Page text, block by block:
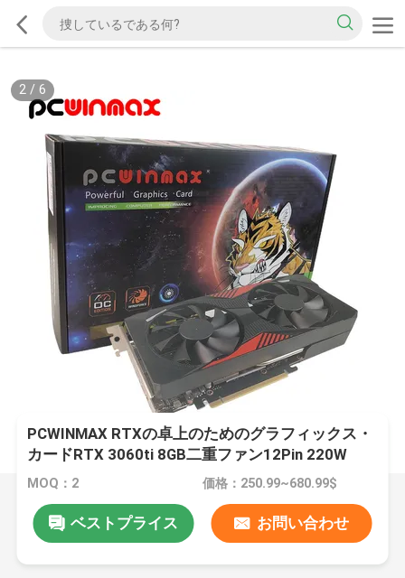
2/ 6
PCWINMAX RTXの卓上のためのグラフィックス・
カードRTX 3060ti 8GB二重ファン12Pin 220W
HDM1/DP
MOQ：2 価格：250.99~680.99$
ベストプライス お問い合わせ